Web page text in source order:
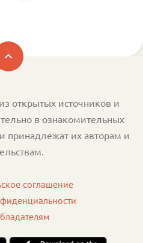
открытых источников и
в ознакомительных
принадлежат их авторам и
соглашение